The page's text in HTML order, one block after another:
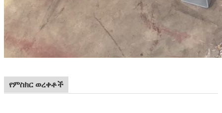
የምስክር ወረቀቶች